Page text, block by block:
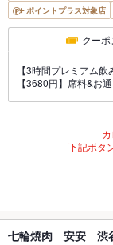
ポイントプラス対象店
クーポ
【3時間プレミアム
【3680円】席料&お
下記ボタ
七輪焼肉 安安 渋